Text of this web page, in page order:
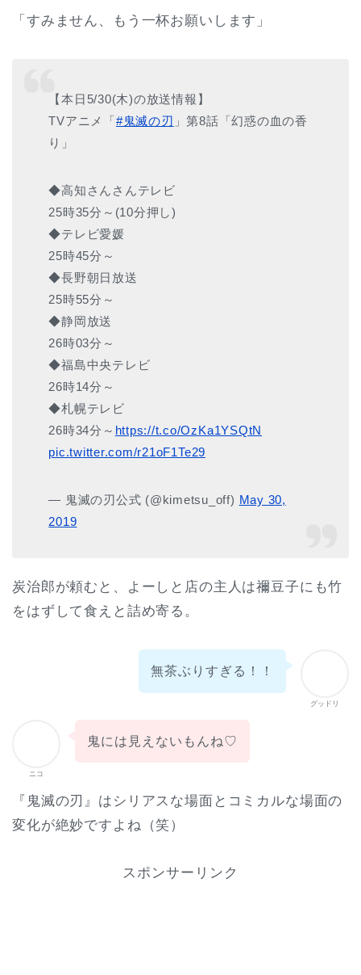
「すみません、もう一杯お願いします」
【本日5/30(木)の放送情報】
TVアニメ「#鬼滅の刃 」第8話「幻惑の血の香
り」
◆高知さんさんテレビ
25時35分～(10分押し)
◆テレビ愛媛
25時45分～
◆長野朝日放送
25時55分～
◆静岡放送
26時03分～
◆福島中央テレビ
26時14分～
◆札幌テレビ
26時34分～ https://t.co/OzKa1YSQtN
pic.twitter.com/r21oF1Te29
— 鬼滅の刃公式 (@kimetsu_off) May 30,
2019
炭治郎が頼むと、よーしと店の主人は禰豆子にも竹
をはずして食えと詰め寄る。
グッドリ
無茶ぶりすぎる！！
ニコ
鬼には見えないもんね♡
『鬼滅の刃』はシリアスな場面とコミカルな場面の
変化が絶妙ですよね（笑）
スポンサーリンク